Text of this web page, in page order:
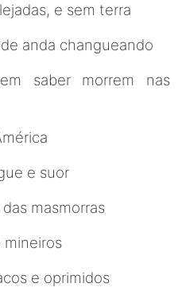
e sem terra
anda changueando
saber morrem nas
e suor
masmorras
mineiros
e oprimidos